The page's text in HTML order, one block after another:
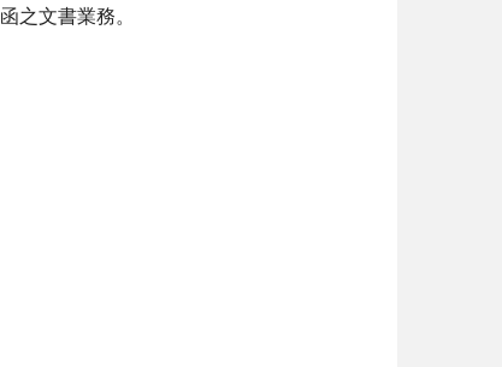
之文書業務。